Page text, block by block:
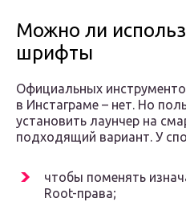
Можно ли
шрифты
Официальных
в Инстаграме – нет. Но
установить лаунчер на
подходящий вариант. У
чтобы поменять
Root-права;